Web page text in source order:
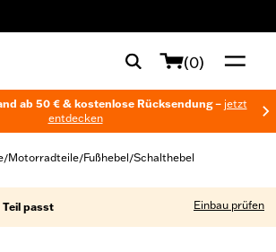
(0)
ab 50 € & kostenlose Rücksendung – jetzt
entdecken
/Motorradteile/Fußhebel/Schalthebel
passt Einbau prüfen